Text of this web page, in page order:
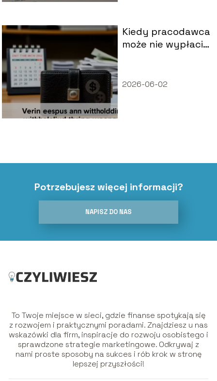
Kiedy pracodawca
może nie wypłacić
2026-06-02
Potrzebujesz więcej informacji?
NAPISZ DO NAS
To Twoje miejsce w sieci, gdzie finanse spotykają się
z rozwojem i praktycznymi poradami. Znajdziesz u nas
wskazówki dla firm, inspiracje do rozwoju osobistego i
sprawdzone strategie marketingowe. Odkrywaj z
nami proste sposoby na sukces i rób krok w stronę
lepszej przyszłości!